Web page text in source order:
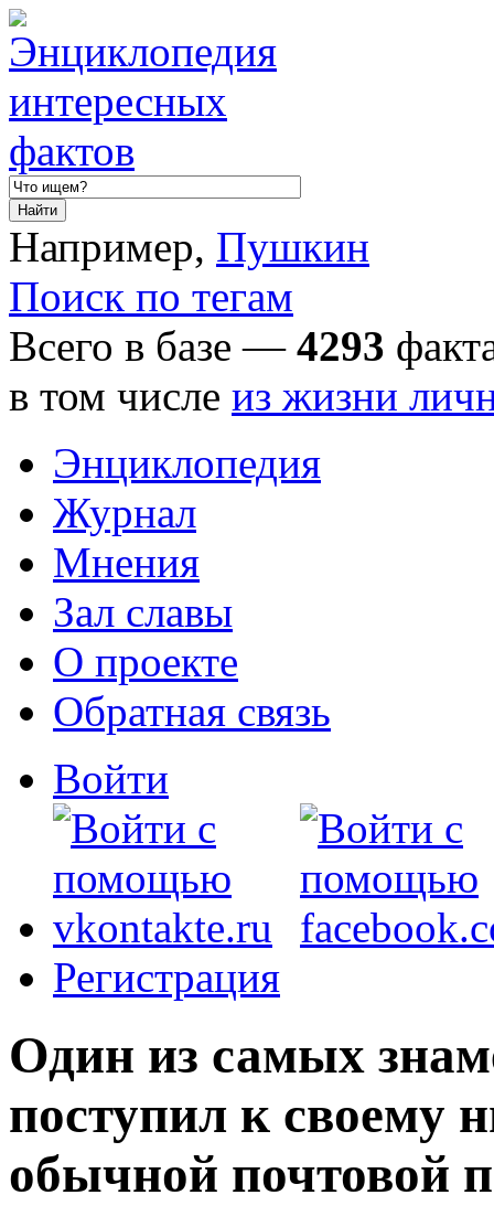
Например, Пушкин
Поиск по тегам
Всего в базе — 4293
в том числе из жизни
Энциклопедия
Журнал
Мнения
Зал славы
О проекте
Обратная связь
Войти
Регистрация
Один из самых
поступил к своему
обычной почтовой